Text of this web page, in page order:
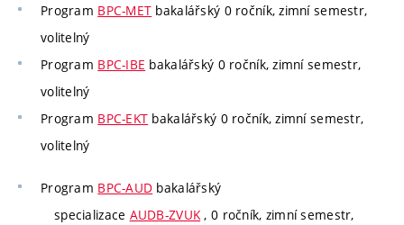
Program BPC-MET bakalářský 0 ročník, zimní semestr,
volitelný
Program BPC-IBE bakalářský 0 ročník, zimní semestr,
volitelný
Program BPC-EKT bakalářský 0 ročník, zimní semestr,
volitelný
Program BPC-AUD bakalářský
specializace AUDB-ZVUK, 0 ročník, zimní semestr,